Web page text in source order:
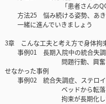
「患者さんのQOLの
方法25 悩み続ける姿勢、あき
一緒に進んでいきましょう
3章 こんな工夫と考え方で身体拘
事例01 長期入院中の統合失調
問題行動、興奮、転倒
せなかった事例
事例02 統合失調症、ステロイ
ベッドから転落しようと
拘束が長期化して